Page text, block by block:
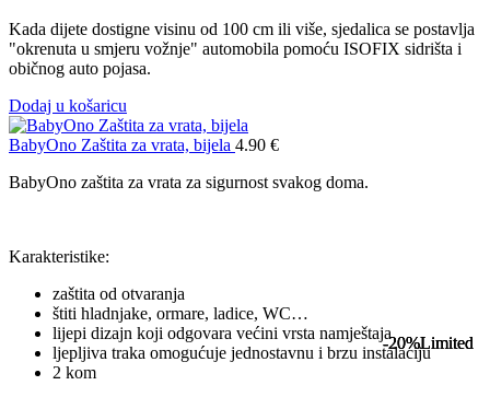
-20%Limited
Kada dijete dostigne visinu od 100 cm ili više, sjedalica se postavlja
"okrenuta u smjeru vožnje" automobila pomoću ISOFIX sidrišta i
običnog auto pojasa.
Dodaj u košaricu
BabyOno Zaštita za vrata, bijela 4.90 €
BabyOno zaštita za vrata za sigurnost svakog doma.
Karakteristike:
zaštita od otvaranja
štiti hladnjake, ormare, ladice, WC…
lijepi dizajn koji odgovara većini vrsta namještaja
ljepljiva traka omogućuje jednostavnu i brzu instalaciju
2 kom
-20%Limited
-20%Limited